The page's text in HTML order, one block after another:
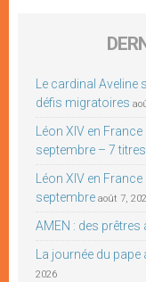
Le cardinal Aveline
défis migratoires
Léon XIV en
septembre – 7
Léon XIV en
septembre août 7,
AMEN : des prêtres
La journée du pape
2026